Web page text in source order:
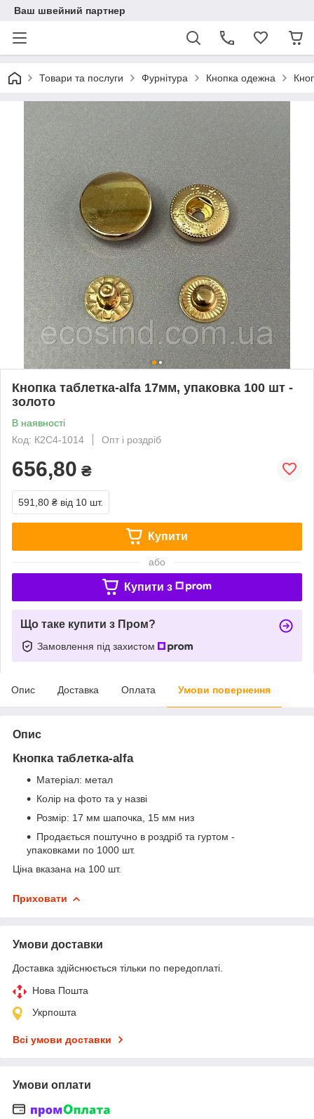
Ваш швейний партнер
Товари та послуги Фурнітура Кнопка одежна
Кнопка таблетка-alfa 17мм, упаковка 100 шт -
золото
В наявності
Код: К2С4-1014
Опт і роздріб
656,80 ₴
591,80 ₴ від 10 шт.
Купити
або
Купити з
Що таке купити з Пром?
Замовлення під захистом
Опис Доставка Оплата Умови повернення
Опис
Кнопка таблетка-alfa
Матеріал: метал
Колір на фото та у назві
Розмір: 17 мм шапочка, 15 мм низ
Продається поштучно в роздріб та гуртом -
упаковками по 1000 шт.
Ціна вказана на 100 шт.
Приховати
Умови доставки
Доставка здійснюється тільки по передоплаті.
Нова Пошта
Укрпошта
Всі умови доставки
Умови оплати